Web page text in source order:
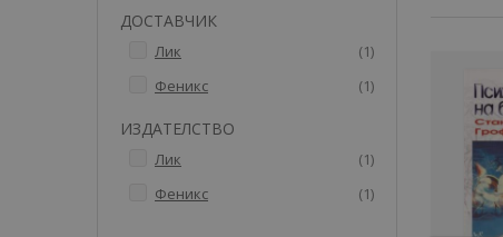
ДОСТАВЧИК
Лик 1артикул
Феникс
1артикул
ИЗДАТЕЛСТВО
Лик 1артикул
Феникс
1артикул